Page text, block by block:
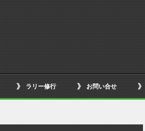
ラリー修行 お問い合せ